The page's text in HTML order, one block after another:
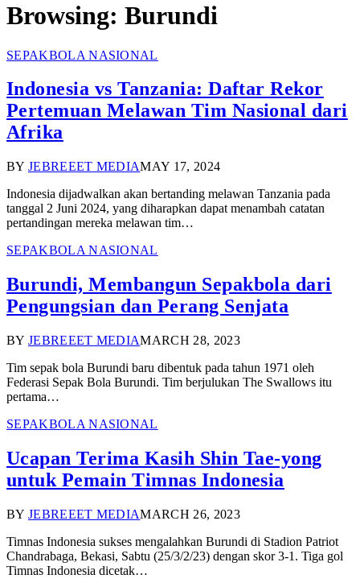
Browsing: Burundi
SEPAKBOLA NASIONAL
Indonesia vs Tanzania: Daftar Rekor
Pertemuan Melawan Tim Nasional dari
Afrika
BY JEBREEET MEDIAMAY 17, 2024
Indonesia dijadwalkan akan bertanding melawan Tanzania pada
tanggal 2 Juni 2024, yang diharapkan dapat menambah catatan
pertandingan mereka melawan tim…
SEPAKBOLA NASIONAL
Burundi, Membangun Sepakbola dari
Pengungsian dan Perang Senjata
BY JEBREEET MEDIAMARCH 28, 2023
Tim sepak bola Burundi baru dibentuk pada tahun 1971 oleh
Federasi Sepak Bola Burundi. Tim berjulukan The Swallows itu
pertama…
SEPAKBOLA NASIONAL
Ucapan Terima Kasih Shin Tae-yong
untuk Pemain Timnas Indonesia
BY JEBREEET MEDIAMARCH 26, 2023
Timnas Indonesia sukses mengalahkan Burundi di Stadion Patriot
Chandrabaga, Bekasi, Sabtu (25/3/2/23) dengan skor 3-1. Tiga gol
Timnas Indonesia dicetak…